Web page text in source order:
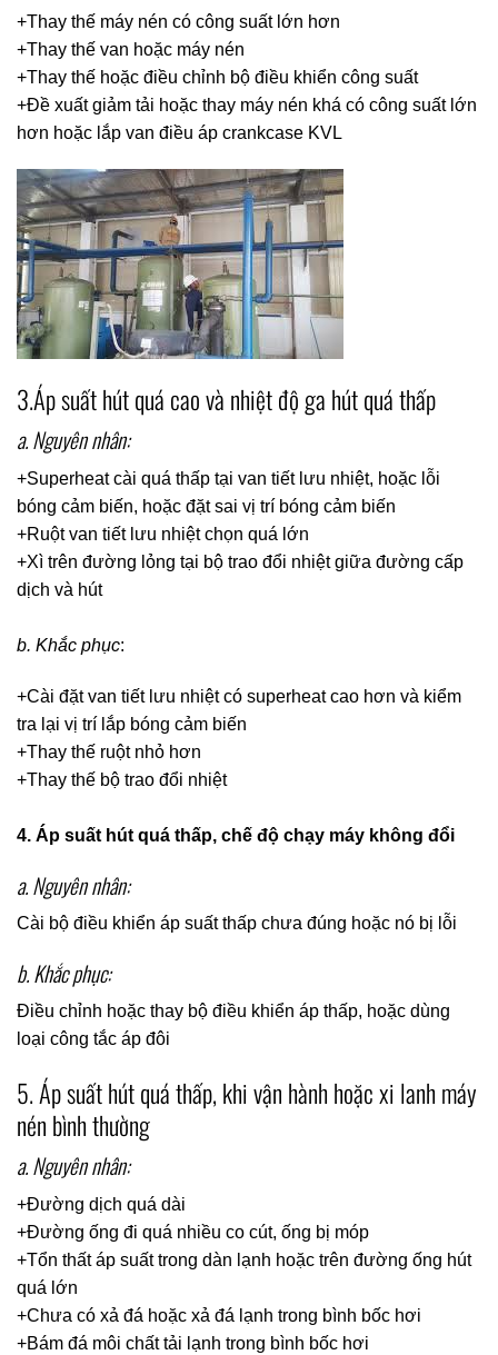
+Thay thế máy nén có công suất lớn hơn
+Thay thế van hoặc máy nén
+Thay thế hoặc điều chỉnh bộ điều khiển công suất
+Đề xuất giảm tải hoặc thay máy nén khá có công suất lớn
hơn hoặc lắp van điều áp crankcase KVL
3.Áp suất hút quá cao và nhiệt độ ga hút quá thấp
a. Nguyên nhân:
+Superheat cài quá thấp tại van tiết lưu nhiệt, hoặc lỗi
bóng cảm biến, hoặc đặt sai vị trí bóng cảm biến
+Ruột van tiết lưu nhiệt chọn quá lớn
+Xì trên đường lỏng tại bộ trao đổi nhiệt giữa đường cấp
dịch và hút
b. Khắc phục:
+Cài đặt van tiết lưu nhiệt có superheat cao hơn và kiểm
tra lại vị trí lắp bóng cảm biến
+Thay thế ruột nhỏ hơn
+Thay thế bộ trao đổi nhiệt
4. Áp suất hút quá thấp, chế độ chạy máy không đổi
a. Nguyên nhân:
Cài bộ điều khiển áp suất thấp chưa đúng hoặc nó bị lỗi
b. Khắc phục:
Điều chỉnh hoặc thay bộ điều khiển áp thấp, hoặc dùng
loại công tắc áp đôi
5. Áp suất hút quá thấp, khi vận hành hoặc xi lanh máy
nén bình thường
a. Nguyên nhân:
+Đường dịch quá dài
+Đường ống đi quá nhiều co cút, ống bị móp
+Tổn thất áp suất trong dàn lạnh hoặc trên đường ống hút
quá lớn
+Chưa có xả đá hoặc xả đá lạnh trong bình bốc hơi
+Bám đá môi chất tải lạnh trong bình bốc hơi